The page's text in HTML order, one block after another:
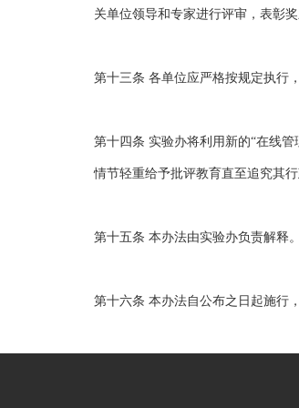
关单位领导和专家进行评审，表彰
第十三条 各单位应严格按规定执行
第十四条 实验办将利用新的“在线
情节轻重给予批评教育直至追究其行
第十五条 本办法由实验办负责解释。
第十六条 本办法自公布之日起施行